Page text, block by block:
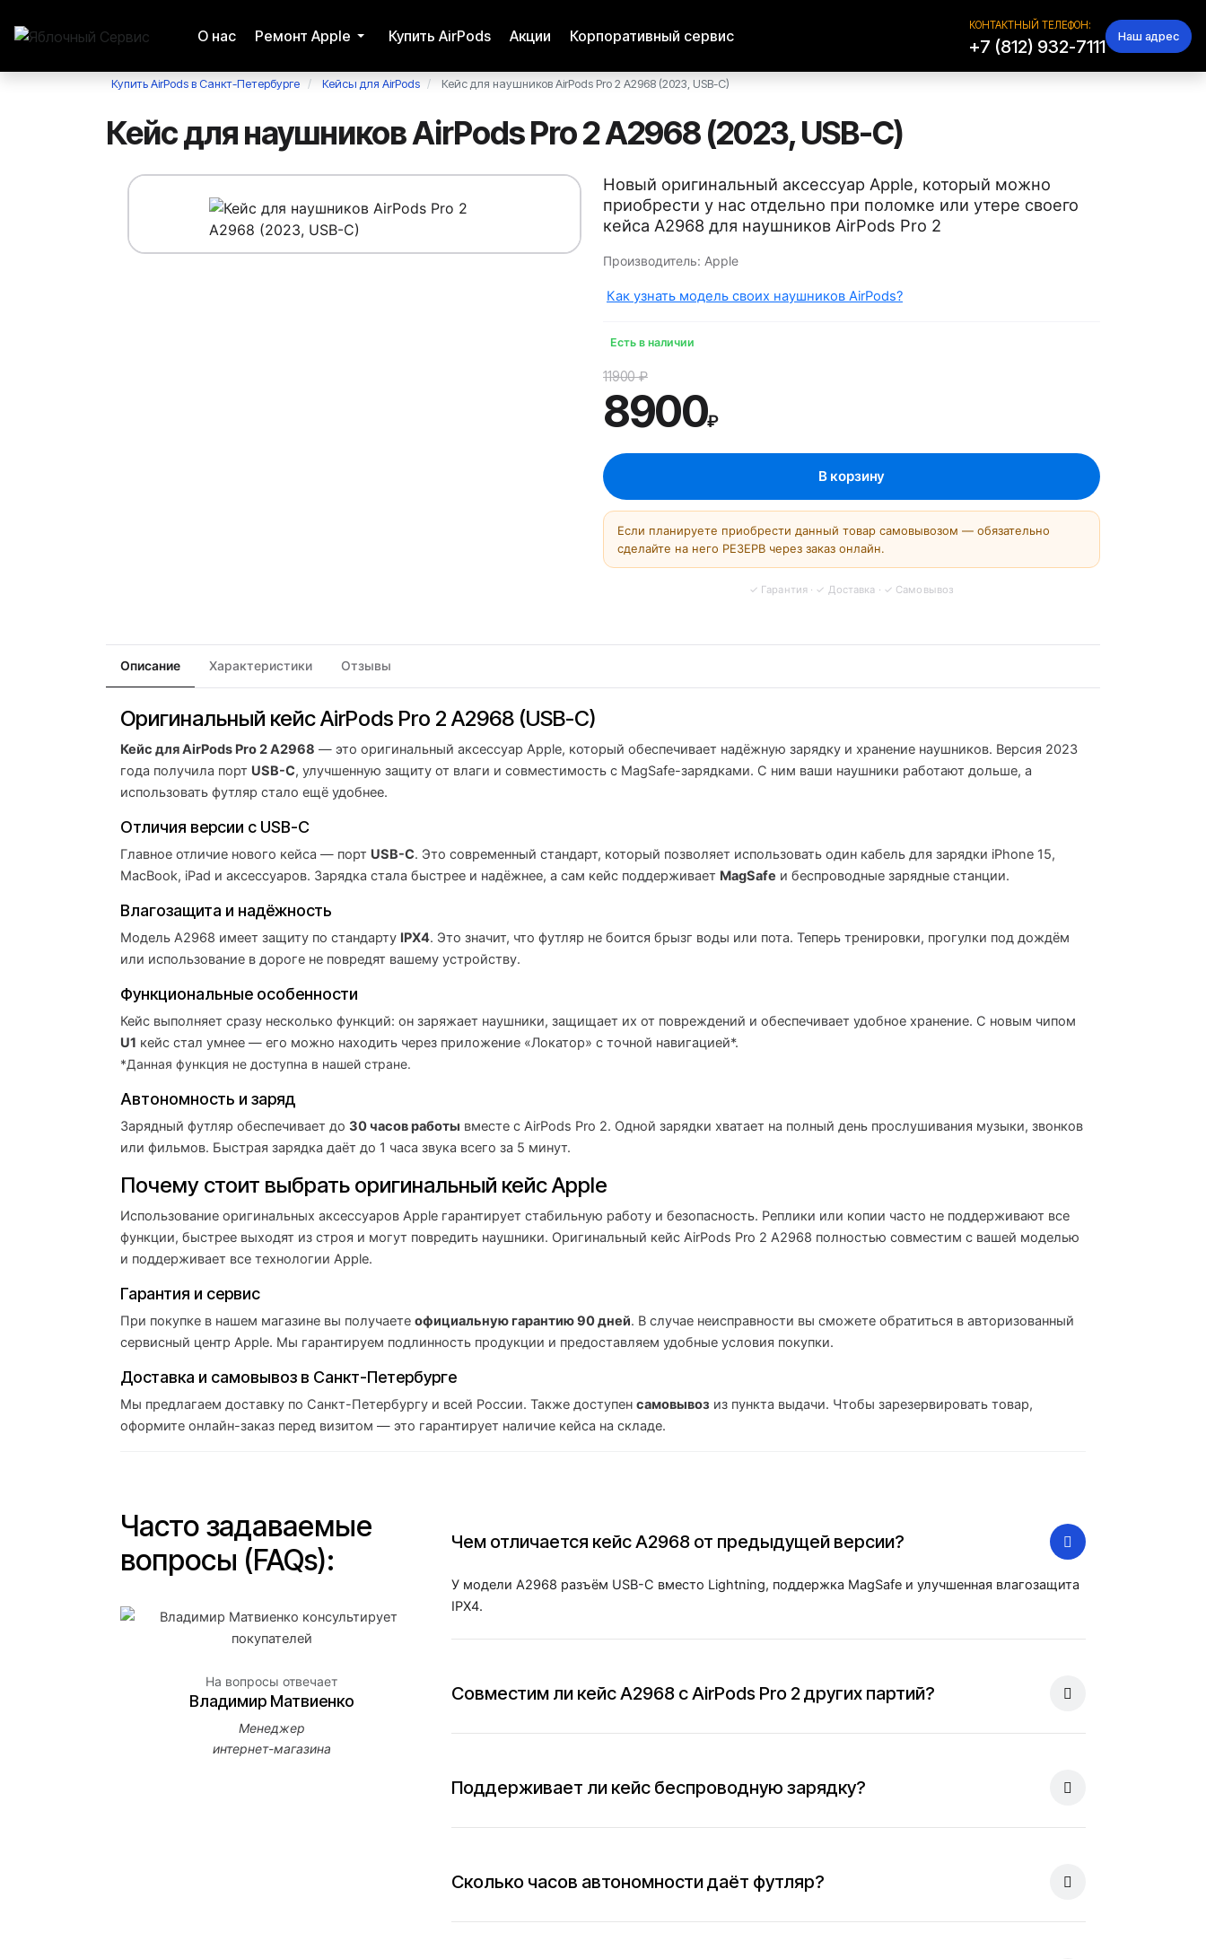
О нас Ремонт Apple Купить AirPods Акции Корпоративный сервис
КОНТАКТНЫЙ ТЕЛЕФОН:
+7 (812) 932-7111 Наш адрес
Купить AirPods в Санкт-Петербурге Кейсы для AirPods Кейс для наушников AirPods Pro 2 A2968 (2023, USB-C)
Кейс для наушников AirPods Pro 2 A2968 (2023, USB-C)
Новый оригинальный аксессуар Apple, который можно
приобрести у нас отдельно при поломке или утере своего
кейса A2968 для наушников AirPods Pro 2
Производитель: Apple
Как узнать модель своих наушников AirPods?
Есть в наличии
11900 ₽
8900₽
Если планируете приобрести данный товар самовывозом — обязательно
сделайте на него РЕЗЕРВ через заказ онлайн.
Описание Характеристики Отзывы
Оригинальный кейс AirPods Pro 2 A2968 (USB-C)
Кейс для AirPods Pro 2 A2968 — это оригинальный аксессуар Apple, который обеспечивает надёжную зарядку и хранение наушников. Версия 2023
года получила порт USB-C, улучшенную защиту от влаги и совместимость с MagSafe-зарядками. С ним ваши наушники работают дольше, а
использовать футляр стало ещё удобнее.
Отличия версии с USB-C
Главное отличие нового кейса — порт USB-C. Это современный стандарт, который позволяет использовать один кабель для зарядки iPhone 15,
MacBook, iPad и аксессуаров. Зарядка стала быстрее и надёжнее, а сам кейс поддерживает MagSafe и беспроводные зарядные станции.
Влагозащита и надёжность
Модель A2968 имеет защиту по стандарту IPX4. Это значит, что футляр не боится брызг воды или пота. Теперь тренировки, прогулки под дождём
или использование в дороге не повредят вашему устройству.
Функциональные особенности
Кейс выполняет сразу несколько функций: он заряжает наушники, защищает их от повреждений и обеспечивает удобное хранение. С новым чипом
U1 кейс стал умнее — его можно находить через приложение «Локатор» с точной навигацией*.
*Данная функция не доступна в нашей стране.
Автономность и заряд
Зарядный футляр обеспечивает до 30 часов работы вместе с AirPods Pro 2. Одной зарядки хватает на полный день прослушивания музыки, звонков
или фильмов. Быстрая зарядка даёт до 1 часа звука всего за 5 минут.
Почему стоит выбрать оригинальный кейс Apple
Использование оригинальных аксессуаров Apple гарантирует стабильную работу и безопасность. Реплики или копии часто не поддерживают все
функции, быстрее выходят из строя и могут повредить наушники. Оригинальный кейс AirPods Pro 2 A2968 полностью совместим с вашей моделью
и поддерживает все технологии Apple.
Гарантия и сервис
При покупке в нашем магазине вы получаете официальную гарантию 90 дней. В случае неисправности вы сможете обратиться в авторизованный
сервисный центр Apple. Мы гарантируем подлинность продукции и предоставляем удобные условия покупки.
Доставка и самовывоз в Санкт-Петербурге
Мы предлагаем доставку по Санкт-Петербургу и всей России. Также доступен самовывоз из пункта выдачи. Чтобы зарезервировать товар,
оформите онлайн-заказ перед визитом — это гарантирует наличие кейса на складе.
Часто задаваемые
вопросы (FAQs):
На вопросы отвечает
Владимир Матвиенко
Менеджер
интернет-магазина
Чем отличается кейс A2968 от предыдущей версии?
У модели A2968 разъём USB-C вместо Lightning, поддержка MagSafe и улучшенная влагозащита
IPX4.
Совместим ли кейс A2968 с AirPods Pro 2 других партий?
Поддерживает ли кейс беспроводную зарядку?
Сколько часов автономности даёт футляр?